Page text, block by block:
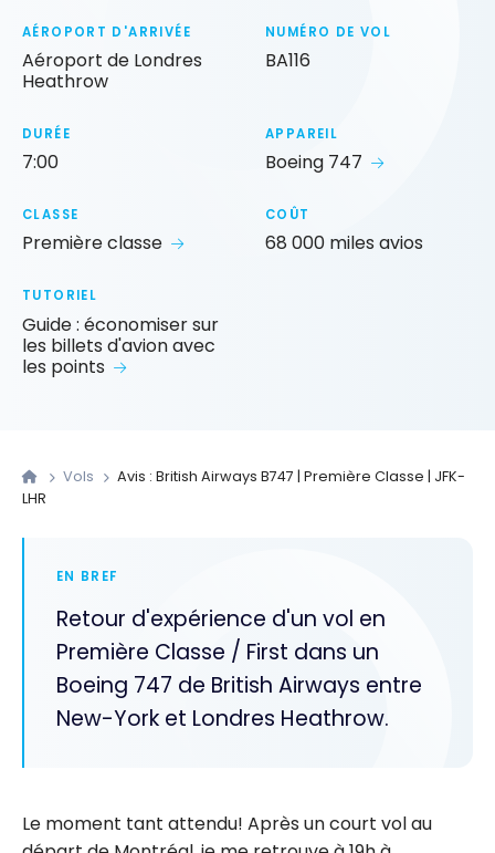
AÉROPORT D'ARRIVÉE
Aéroport de Londres
Heathrow
NUMÉRO DE VOL
BA116
DURÉE
7:00
APPAREIL
Boeing 747
CLASSE
Première classe
COÛT
68 000 miles avios
TUTORIEL
Guide : économiser sur
les billets d'avion avec
les points
Vols
Avis : British Airways B747 | Première Classe | JFK-
LHR
EN BREF
Retour d'expérience d'un vol en
Première Classe / First dans un
Boeing 747 de British Airways entre
New-York et Londres Heathrow.
Le moment tant attendu! Après un court vol au